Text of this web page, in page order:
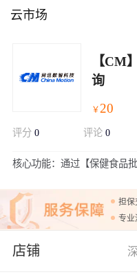
云市场
【CM
询
￥ 20
评分 0 评论 0
核心功能：通过【保健食品
不适宜人群,产品规格,适宜
志性成分及含量,有效期至,
文名称,生产企业中文,生产企
务优势：可提供定制化服务
担保
专业
店铺